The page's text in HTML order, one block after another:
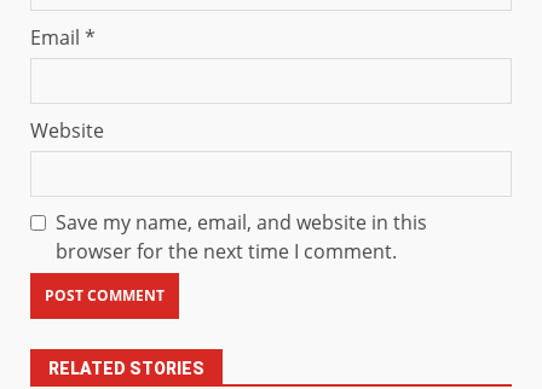
Email *
Website
Save my name, email, and website in this
browser for the next time I comment.
RELATED STORIES